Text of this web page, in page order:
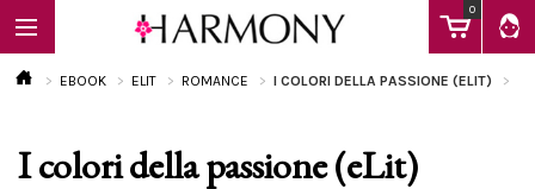
0
EBOOK
EBOOK ELIT ROMANCE I COLORI DELLA PASSIONE (ELIT)
I colori della passione (eLit)